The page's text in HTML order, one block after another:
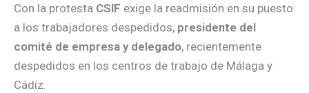
Con la protesta CSIF exige la readmisión en su puesto
a los trabajadores despedidos, presidente del
comité de empresa y delegado, recientemente
despedidos en los centros de trabajo de Málaga y
Cádiz.